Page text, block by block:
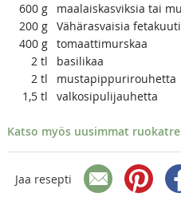
600 g
maalaiskasviksia tai
200 g Vähärasvaisia
400 g tomaattimurskaa
2 tl
basilikaa
2 tl
mustapippurirouhetta
1,5 tl valkosipulijauhetta
Katso myös uusimmat
Jaa resepti